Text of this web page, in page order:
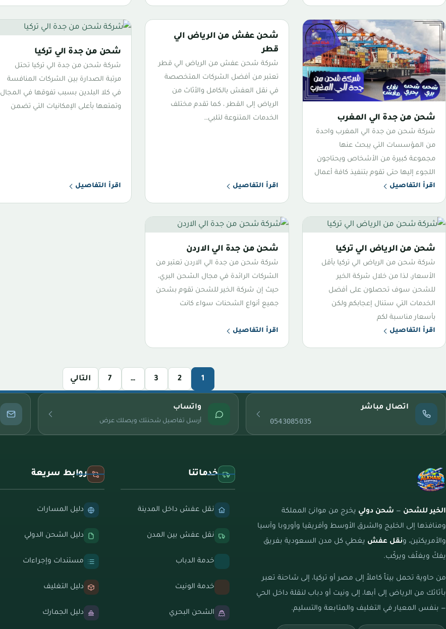
شحن من جدة الي المغرب
شركة شحن من جدة الي المغرب واحدة
من المؤسسات التي يبحث عنها
مجموعة كبيرة من الأشخاص ويحتاجون
اللجوء إليها حتى تقوم بتنفيذ كافة أعمال
اقرأ التفاصيل
شحن عفش من الرياض الي
قطر
شركة شحن عفش من الرياض الي قطر
تعتبر من أفضل الشركات المتخصصة
في نقل العفش بالكامل والأثاث من
الرياض إلى القطر ، كما تقدم مختلف
الخدمات المتنوعة لتلبي…
اقرأ التفاصيل
شحن من جدة الي تركيا
شركة شحن من جدة الي تركيا تحتل
مرتبة الصدارة بين الشركات المنافسة
في كلا البلدين بسبب تفوقها في المجال
وتمتعها بأعلى الإمكانيات التي تضمن
اقرأ التفاصيل
شحن من الرياض الي تركيا
شركة شحن من الرياض الي تركيا بأقل
الأسعار، لذا من خلال شركة الخير
للشحن سوف تحصلون على أفضل
الخدمات التي ستنال إعجابكم ولكن
بأسعار مناسبة لكم
اقرأ التفاصيل
شحن من جدة الي الاردن
شركة شحن من جدة الي الاردن تعتبر من
الشركات الرائدة في مجال الشحن البري،
حيث إن شركة الخير للشحن تقوم بشحن
جميع أنواع الشحنات سواء كانت
اقرأ التفاصيل
1
2
3
…
7 التالي
اتصال مباشر
0543085035
واتساب
أرسل تفاصيل شحنتك ويصلك عرض
الخير للشحن — شحن دولي يخرج من موانئ المملكة
ومنافذها إلى الخليج والشرق الأوسط وأفريقيا وأوروبا وآسيا
والأمريكتين، ونقل عفش يغطي كل مدن السعودية بفريق
يفكّ ويغلّف ويركّب.
من حاوية تحمل بيتاً كاملاً إلى مصر أو تركيا، إلى شاحنة تعبر
بأثاثك من الرياض إلى أبها، إلى ونيت أو دباب لنقلة داخل الحي
— بنفس المعيار في التغليف والمتابعة والتسليم.
خدماتنا
نقل عفش داخل المدينة
نقل عفش بين المدن
خدمة الدباب
خدمة الونيت
الشحن البحري
روابط سريعة
دليل المسارات
دليل الشحن الدولي
مستندات وإجراءات
دليل التغليف
دليل الجمارك